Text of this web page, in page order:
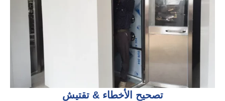
تصحيح الأخطاء & تقتيش